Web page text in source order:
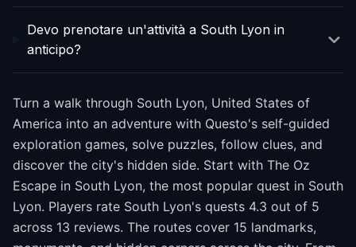
Devo prenotare un'attività a South Lyon in
anticipo?
Turn a walk through South Lyon, United States of
America into an adventure with Questo's self-guided
exploration games, solve puzzles, follow clues, and
discover the city's hidden side. Start with The Oz
Escape in South Lyon, the most popular quest in South
Lyon. Players rate South Lyon's quests 4.3 out of 5
across 13 reviews. The routes cover 15 landmarks,